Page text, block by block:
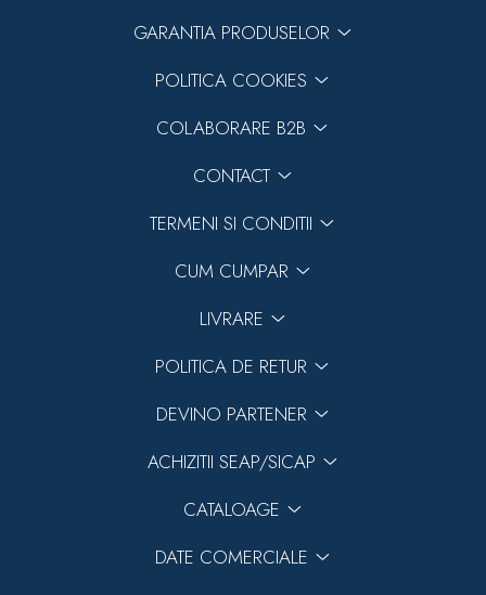
GARANTIA PRODUSELOR
POLITICA COOKIES
COLABORARE B2B
CONTACT
TERMENI SI CONDITII
CUM CUMPAR
LIVRARE
POLITICA DE RETUR
DEVINO PARTENER
ACHIZITII SEAP/SICAP
CATALOAGE
DATE COMERCIALE